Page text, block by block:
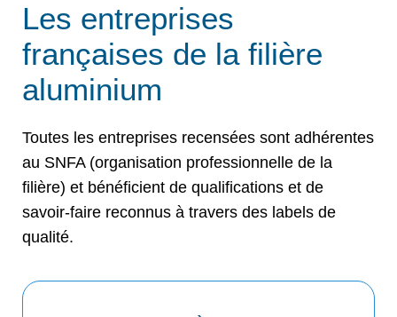
Les entreprises
françaises de la filière
aluminium
Toutes les entreprises recensées sont adhérentes
au SNFA (organisation professionnelle de la
filière) et bénéficient de qualifications et de
savoir-faire reconnus à travers des labels de
qualité.